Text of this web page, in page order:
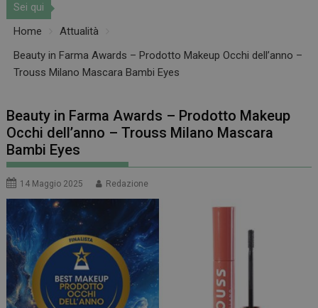
Sei qui
Home
Attualità
Beauty in Farma Awards – Prodotto Makeup Occhi dell’anno –
Trouss Milano Mascara Bambi Eyes
Beauty in Farma Awards – Prodotto Makeup
Occhi dell’anno – Trouss Milano Mascara
Bambi Eyes
14 Maggio 2025 Redazione